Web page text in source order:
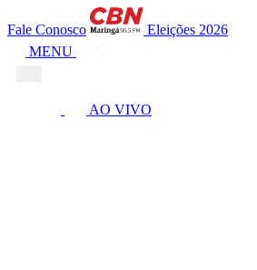
Fale Conosco
Eleições 2026
MENU
AO VIVO